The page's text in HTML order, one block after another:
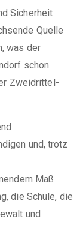
Sicherheit
Quelle
was der
schon
Zweidrittel-
und, trotz
Maß
die Schule, die
und